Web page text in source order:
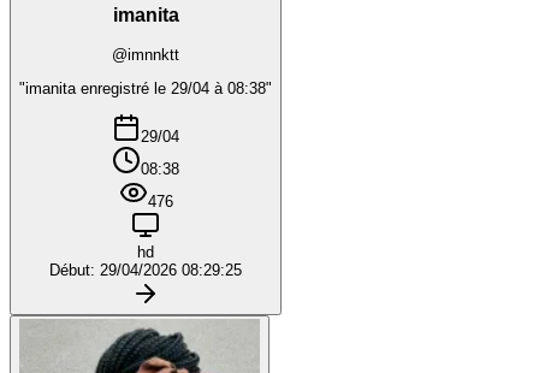
imanita
@imnnktt
"imanita enregistré le 29/04 à 08:38"
29/04
08:38
476
hd
Début: 29/04/2026 08:29:25